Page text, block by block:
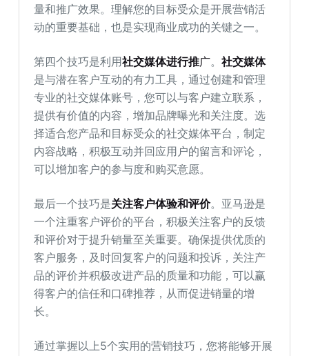
量和推广效果。理解您的目标受众是开展营销活
动的重要基础，也是实现商业成功的关键之一。
第四个技巧是利用社交媒体进行推广。社交媒体
是与潜在客户互动的有力工具，通过创建和管理
专业的社交媒体账号，您可以与客户建立联系，
提供有价值的内容，增加品牌曝光和关注度。选
择适合您产品和目标受众的社交媒体平台，制定
内容战略，积极互动并回应用户的留言和评论，
可以增加客户的参与度和购买意愿。
最后一个技巧是关注客户体验和评价。亚马逊是
一个注重客户评价的平台，积极关注客户的反馈
和评价对于提升销量至关重要。确保提供优质的
客户服务，及时回复客户的问题和投诉，关注产
品的评价并积极改进产品的质量和功能，可以赢
得客户的信任和口碑推荐，从而促进销量的增
长。
通过掌握以上5个实用的营销技巧，您将能够开展